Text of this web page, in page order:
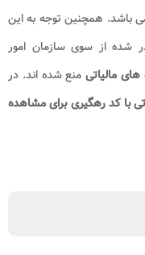
باشد. همچنین توجه به این
از سوی سازمان امور
مالیاتیمنع شده اند. در
با کد رهگیری برای مشاهده